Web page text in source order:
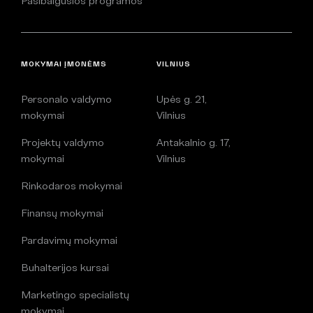
MOKYMAI ĮMONĖMS
Personalo valdymo
mokymai
Projektų valdymo
mokymai
Rinkodaros mokymai
Finansų mokymai
Pardavimų mokymai
Buhalterijos kursai
Marketingo specialistų
VILNIUS
Upės g. 21,
Vilnius
Antakalnio g. 17,
Vilnius